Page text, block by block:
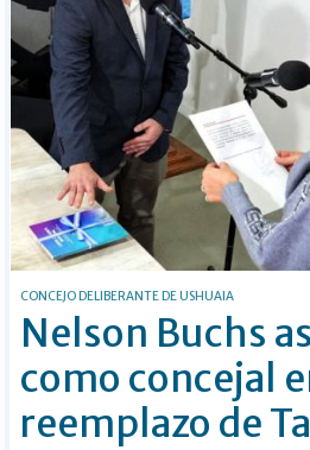
CONCEJO DELIBERANTE DE USHUAIA
Nelson Buchs
como concejal
reemplazo de